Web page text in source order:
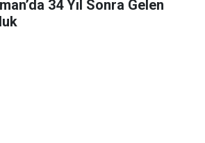
34 Yıl Sonra Gelen